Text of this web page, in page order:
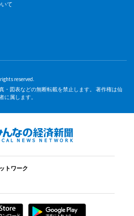
て
reserved.
・図表などの無断転載を禁止します。 著作権は仙
に属します。
トワーク